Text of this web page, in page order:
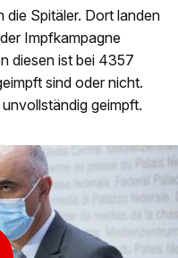
die Spitäler. Dort landen
Impfkampagne
diesen ist bei 4357
sind oder nicht.
geimpft.